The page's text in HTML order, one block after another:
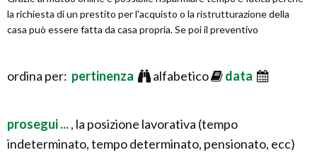
la richiesta di un prestito per l'acquisto o la ristrutturazione della
casa può essere fatta da casa propria. Se poi il preventivo
ordina per: pertinenza alfabetico data
prosegui ..., la posizione lavorativa (tempo
indeterminato, tempo determinato, pensionato, ecc)